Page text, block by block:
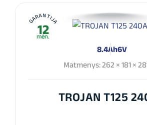
GARANTIJA
12
mėn.
8.4Ah6V
Matmenys: 262 × 181 ×
TROJAN T125